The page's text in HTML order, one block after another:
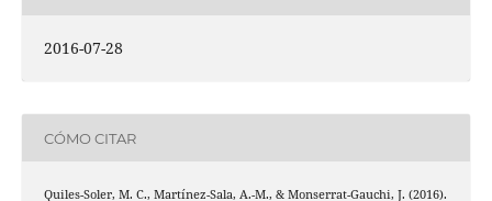
2016-07-28
CÓMO CITAR
Quiles-Soler, M. C., Martínez-Sala, A.-M., & Monserrat-Gauchi, J. (2016).